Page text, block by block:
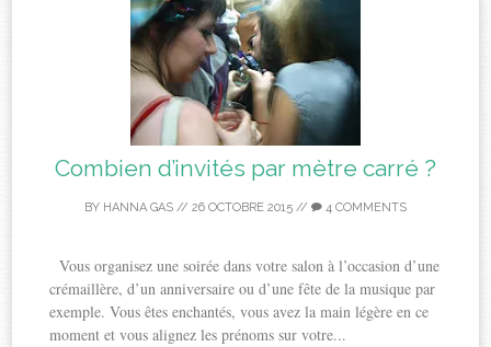
Combien d’invités par mètre carré ?
BY HANNA GAS // 26 OCTOBRE 2015 // 4 COMMENTS
Vous organisez une soirée dans votre salon à l’occasion d’une
crémaillère, d’un anniversaire ou d’une fête de la musique par
exemple. Vous êtes enchantés, vous avez la main légère en ce
moment et vous alignez les prénoms sur votre...